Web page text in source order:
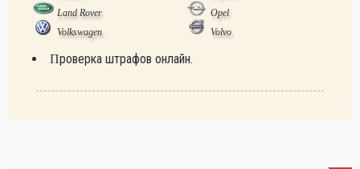
Land Rover
Opel
Volkswagen
Volvo
Проверка штрафов онлайн.